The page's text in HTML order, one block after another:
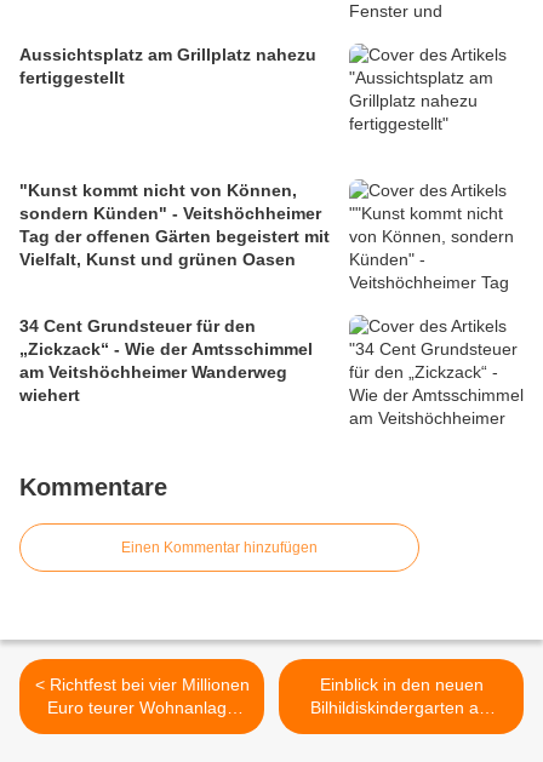
Aussichtsplatz am Grillplatz nahezu
fertiggestellt
"Kunst kommt nicht von Können,
sondern Künden" - Veitshöchheimer
Tag der offenen Gärten begeistert mit
Vielfalt, Kunst und grünen Oasen
34 Cent Grundsteuer für den
„Zickzack“ - Wie der Amtsschimmel
am Veitshöchheimer Wanderweg
wiehert
Kommentare
Einen Kommentar hinzufügen
< Richtfest bei vier Millionen
Euro teurer Wohnanlage
mitten im Veitshöchheimer
Einblick in den neuen
Bilhildiskindergarten am
Sonntag, 24.11.2013 >